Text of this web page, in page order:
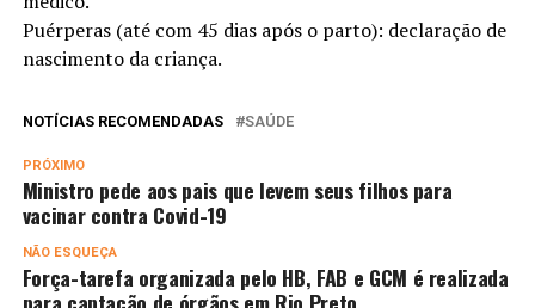
Puérperas (até com 45 dias após o parto): declaração de
nascimento da criança.
NOTÍCIAS RECOMENDADAS SAÚDE
PRÓXIMO
Ministro pede aos pais que levem seus filhos para
vacinar contra Covid-19
NÃO ESQUEÇA
Força-tarefa organizada pelo HB, FAB e GCM é realizada